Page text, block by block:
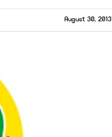
August 30, 2013